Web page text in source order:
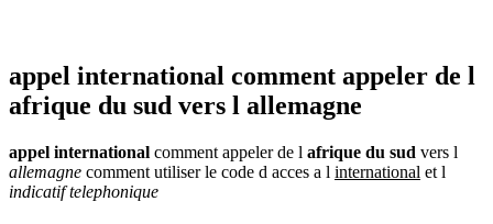
appel international comment appeler de l
afrique du sud vers l allemagne
appel international comment appeler de l afrique du sud vers l
allemagne comment utiliser le code d acces a l international et l
indicatif telephonique